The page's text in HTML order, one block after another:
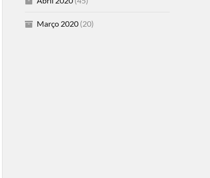
Março 2020(20)